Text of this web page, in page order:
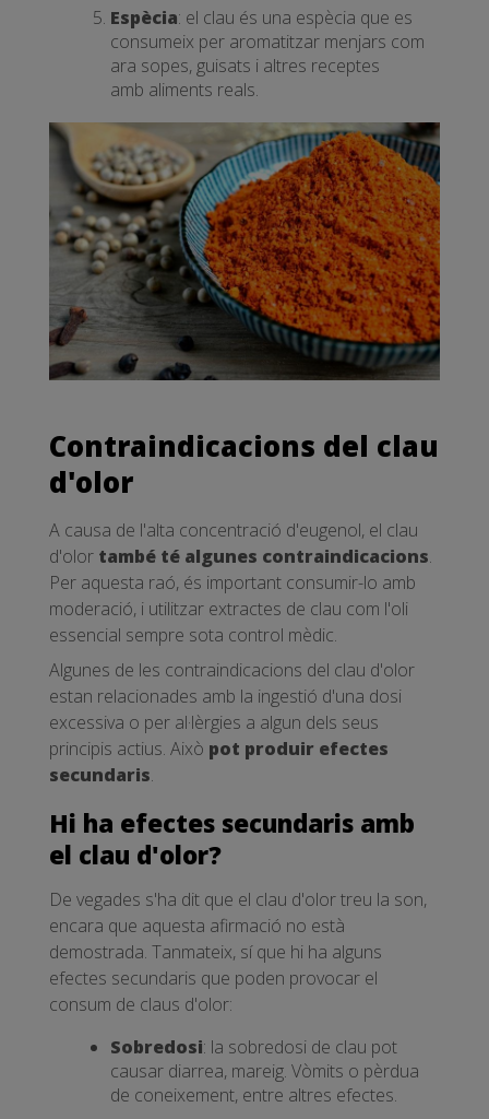
Espècia: el clau és una espècia que es
consumeix per aromatitzar menjars com
ara sopes, guisats i altres receptes
amb aliments reals.
Contraindicacions del clau
d'olor
A causa de l'alta concentració d'eugenol, el clau
d'olor també té algunes contraindicacions.
Per aquesta raó, és important consumir-lo amb
moderació, i utilitzar extractes de clau com l'oli
essencial sempre sota control mèdic.
Algunes de les contraindicacions del clau d'olor
estan relacionades amb la ingestió d'una dosi
excessiva o per al·lèrgies a algun dels seus
principis actius. Això pot produir efectes
secundaris.
Hi ha efectes secundaris amb
el clau d'olor?
De vegades s'ha dit que el clau d'olor treu la son,
encara que aquesta afirmació no està
demostrada. Tanmateix, sí que hi ha alguns
efectes secundaris que poden provocar el
consum de claus d'olor:
Sobredosi: la sobredosi de clau pot
causar diarrea, mareig. Vòmits o pèrdua
de coneixement, entre altres efectes.